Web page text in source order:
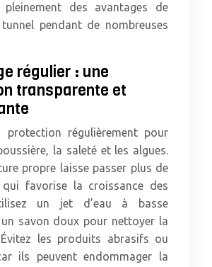
des avantages de
pendant de nombreuses
régulier : une
transparente et
protection régulièrement pour
la saleté et les algues.
propre laisse passer plus de
qui favorise la croissance des
un jet d’eau à basse
savon doux pour nettoyer la
les produits abrasifs ou
ils peuvent endommager la